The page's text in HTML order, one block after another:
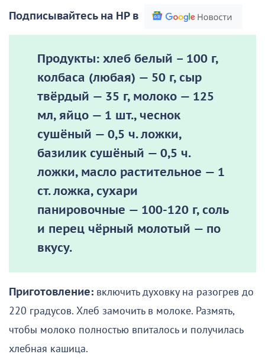
Подписывайтесь на НР в
Продукты: хлеб белый – 100 г,
колбаса (любая) — 50 г, сыр
твёрдый — 35 г, молоко — 125
мл, яйцо — 1 шт., чеснок
сушёный — 0,5 ч. ложки,
базилик сушёный — 0,5 ч.
ложки, масло растительное — 1
ст. ложка, сухари
панировочные — 100-120 г, соль
и перец чёрный молотый — по
вкусу.
Приготовление: включить духовку на разогрев до
220 градусов. Хлеб замочить в молоке. Размять,
чтобы молоко полностью впиталось и получилась
хлебная кашица.